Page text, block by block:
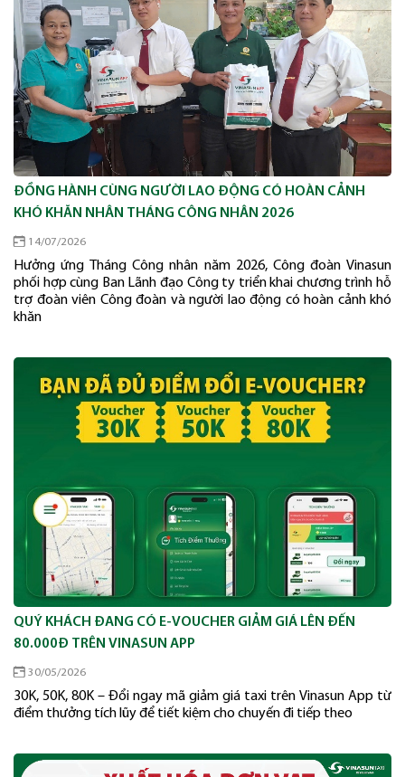
ĐỒNG HÀNH CÙNG NGƯỜI LAO ĐỘNG CÓ HOÀN CẢNH
KHÓ KHĂN NHÂN THÁNG CÔNG NHÂN 2026
14/07/2026
Hưởng ứng Tháng Công nhân năm 2026, Công đoàn Vinasun
phối hợp cùng Ban Lãnh đạo Công ty triển khai chương trình hỗ
trợ đoàn viên Công đoàn và người lao động có hoàn cảnh khó
khăn
QUÝ KHÁCH ĐANG CÓ E-VOUCHER GIẢM GIÁ LÊN ĐẾN
80.000Đ TRÊN VINASUN APP
30/05/2026
30K, 50K, 80K – Đổi ngay mã giảm giá taxi trên Vinasun App từ
điểm thưởng tích lũy để tiết kiệm cho chuyến đi tiếp theo